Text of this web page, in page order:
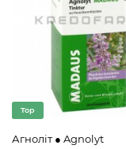
Top
Агноліт ● Agnolyt